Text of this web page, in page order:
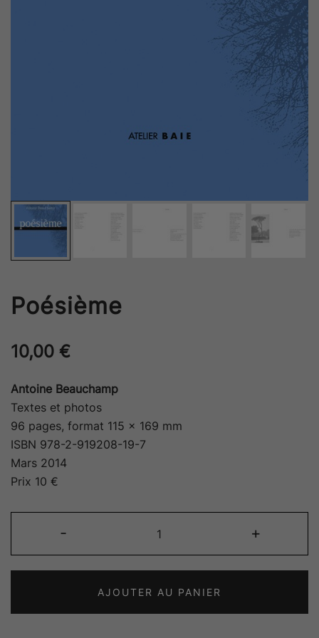
Poésième
10,00 €
Antoine Beauchamp
Textes et photos
96 pages, format 115 x 169 mm
ISBN 978-2-919208-19-7
Mars 2014
Prix 10 €
- +
AJOUTER AU PANIER